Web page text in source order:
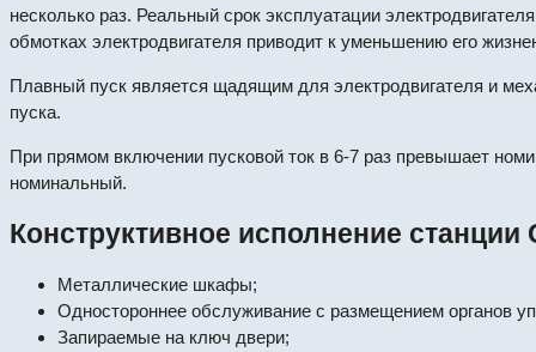
несколько раз. Реальный срок эксплуатации
обмотках электродвигателя приводит к уменьшению его
Плавный пуск является щадящим для электродвигателя и
пуска.
При прямом включении пусковой ток в 6-7 раз превышает
номинальный.
Конструктивное исполнение
Металлические шкафы;
Одностороннее обслуживание с размещением органов
Запираемые на ключ двери;